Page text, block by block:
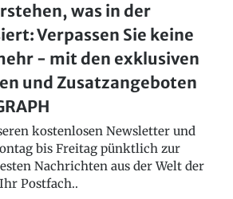
was in der
Verpassen Sie keine
- mit den exklusiven
und Zusatzangeboten
kostenlosen Newsletter und
bis Freitag pünktlich zur
Nachrichten aus der Welt der
Postfach..